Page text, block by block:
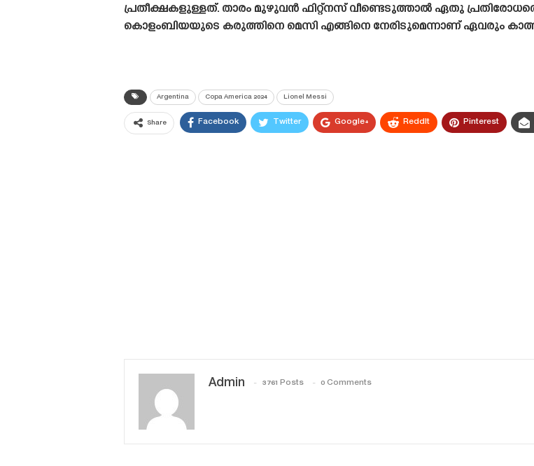
പ്രതീക്ഷകളുള്ളത്. താരം മുഴുവൻ ഫിറ്റ്നസ് വീണ്ടെടുത്താൽ ഏതു
കൊളംബിയയുടെ കരുത്തിനെ മെസി എങ്ങിനെ നേരിടുമെന്നാണ് ഏവരും
Argentina Copa America 2024 Lionel Messi
Share Facebook Twitter Google+ ReddIt Pinterest
Admin 3761 Posts 0 Comments